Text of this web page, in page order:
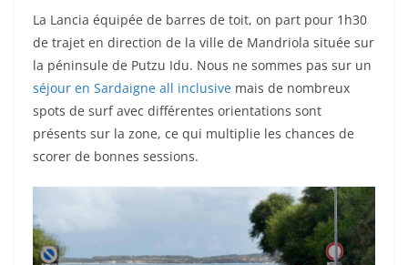
La Lancia équipée de barres de toit, on part pour 1h30
de trajet en direction de la ville de Mandriola située sur
la péninsule de Putzu Idu. Nous ne sommes pas sur un
séjour en Sardaigne all inclusive mais de nombreux
spots de surf avec différentes orientations sont
présents sur la zone, ce qui multiplie les chances de
scorer de bonnes sessions.